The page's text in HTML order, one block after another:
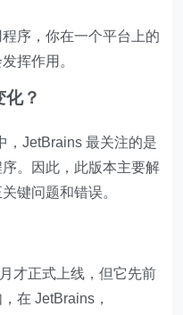
序，你在一个平台上的
挥作用。
？
，JetBrains 最关注的是
。因此，此版本主要解
键问题和错误。
才正式上线，但它先前
在 JetBrains，